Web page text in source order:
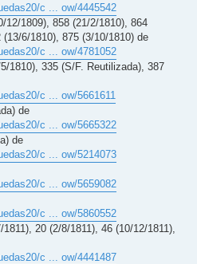
c ... ow/4445542
12/1809), 858 (21/2/1810), 864
6/1810), 875 (3/10/1810) de
c ... ow/4781052
1810), 335 (S/F. Reutilizada), 387
c ... ow/5661611
de
c ... ow/5665322
de
c ... ow/5214073
c ... ow/5659082
c ... ow/5860552
20 (2/8/1811), 46 (10/12/1811),
c ... ow/4441487